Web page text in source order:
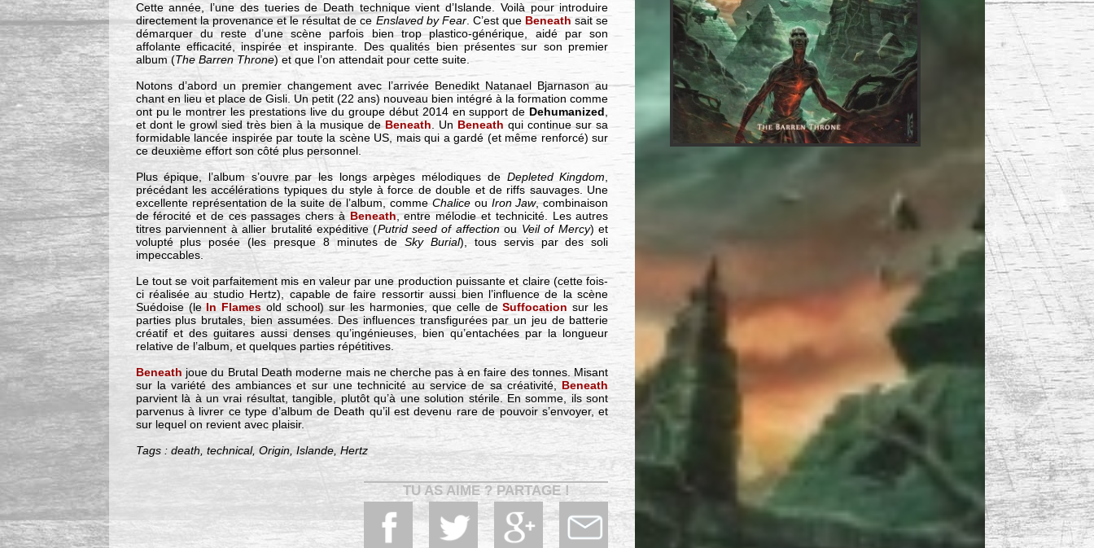
Cette année, l’une des tueries de Death technique vient d’Islande. Voilà pour introduire
directement la provenance et le résultat de ce Enslaved by Fear. C’est que Beneath sait se
démarquer du reste d’une scène parfois bien trop plastico-générique, aidé par son
affolante efficacité, inspirée et inspirante. Des qualités bien présentes sur son premier
album (The Barren Throne) et que l’on attendait pour cette suite.
Notons d’abord un premier changement avec l’arrivée Benedikt Natanael Bjarnason au
chant en lieu et place de Gisli. Un petit (22 ans) nouveau bien intégré à la formation comme
ont pu le montrer les prestations live du groupe début 2014 en support deDehumanized,
et dont le growl sied très bien à la musique deBeneath. Un Beneath qui continue sur sa
formidable lancée inspirée par toute la scène US, mais qui a gardé (et même renforcé) sur
ce deuxième effort son côté plus personnel.
Plus épique, l’album s’ouvre par les longs arpèges mélodiques de Depleted Kingdom,
précédant les accélérations typiques du style à force de double et de riffs sauvages. Une
excellente représentation de la suite de l’album, comme Chaliceou Iron Jaw, combinaison
de férocité et de ces passages chers à Beneath, entre mélodie et technicité. Les autres
titres parviennent à allier brutalité expéditive (Putrid seed of affectionou Veil of Mercy) et
volupté plus posée (les presque 8 minutes deSky Burial), tous servis par des soli
impeccables.
Le tout se voit parfaitement mis en valeur par une production puissante et claire (cette fois-
ci réalisée au studio Hertz), capable de faire ressortir aussi bien l’influence de la scène
Suédoise (leIn Flames old school) sur les harmonies, que celle deSuffocation sur les
parties plus brutales, bien assumées. Des influences transfigurées par un jeu de batterie
créatif et des guitares aussi denses qu’ingénieuses, bien qu’entachées par la longueur
relative de l’album, et quelques parties répétitives.
Beneath joue du Brutal Death moderne mais ne cherche pas à en faire des tonnes. Misant
sur la variété des ambiances et sur une technicité au service de sa créativité, Beneath
parvient là à un vrai résultat, tangible, plutôt qu’à une solution stérile. En somme, ils sont
parvenus à livrer ce type d’album de Death qu’il est devenu rare de pouvoir s’envoyer, et
sur lequel on revient avec plaisir.
Tags : death, technical, Origin, Islande, Hertz
TU AS AIME ? PARTAGE !